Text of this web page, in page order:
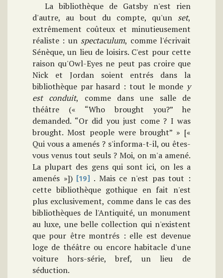
La bibliothèque de Gatsby n'est rien
d'autre, au bout du compte, qu'un set,
extrêmement coûteux et minutieusement
réaliste : un spectaculum, comme l'écrivait
Sénèque, un lieu de loisirs. C'est pour cette
raison qu'Owl-Eyes ne peut pas croire que
Nick et Jordan soient entrés dans la
bibliothèque par hasard : tout le monde y
est conduit, comme dans une salle de
théâtre (« “Who brought you?” he
demanded. “Or did you just come ? I was
brought. Most people were brought” » [«
Qui vous a amenés ? s'informa-t-il, ou êtes-
vous venus tout seuls ? Moi, on m'a amené.
La plupart des gens qui sont ici, on les a
amenés »]) [19]
. Mais ce n'est pas tout :
cette bibliothèque gothique en fait n'est
plus exclusivement, comme dans le cas des
bibliothèques de l'Antiquité, un monument
au luxe, une belle collection qui n'existent
que pour être montrés : elle est devenue
loge de théâtre ou encore habitacle d'une
voiture hors-série, bref, un lieu de
séduction.